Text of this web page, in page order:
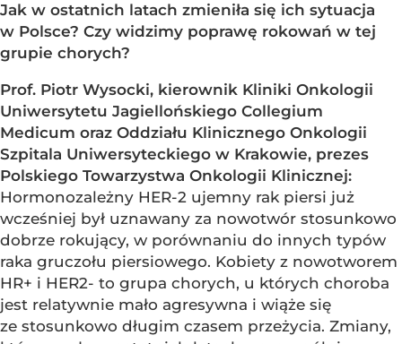
Jak w ostatnich latach zmieniła się ich sytuacja
w Polsce? Czy widzimy poprawę rokowań w tej
grupie chorych?
Prof. Piotr Wysocki, kierownik Kliniki Onkologii
Uniwersytetu Jagiellońskiego Collegium
Medicum oraz Oddziału Klinicznego Onkologii
Szpitala Uniwersyteckiego w Krakowie, prezes
Polskiego Towarzystwa Onkologii Klinicznej:
Hormonozależny HER-2 ujemny rak piersi już
wcześniej był uznawany za nowotwór stosunkowo
dobrze rokujący, w porównaniu do innych typów
raka gruczołu piersiowego. Kobiety z nowotworem
HR+ i HER2- to grupa chorych, u których choroba
jest relatywnie mało agresywna i wiąże się
ze stosunkowo długim czasem przeżycia. Zmiany,